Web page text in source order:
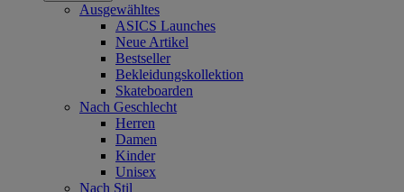
Ausgewähltes
ASICS Launches
Neue Artikel
Bestseller
Bekleidungskollektion
Skateboarden
Nach Geschlecht
Herren
Damen
Kinder
Unisex
Nach Stil